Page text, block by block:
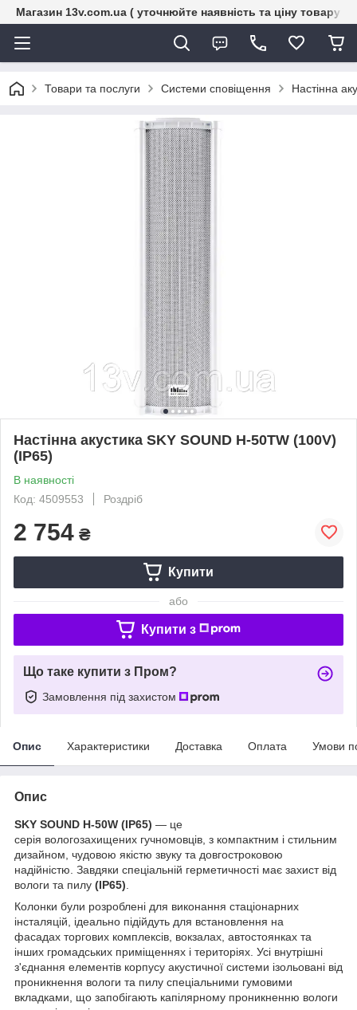
Магазин 13v.com.ua ( уточнюйте наявність та ціну товару
Товари та послуги Системи сповіщення Настінна
Настінна акустика SKY SOUND H-50TW (100V)
(IP65)
В наявності
Код: 4509553
Роздріб
2 754 ₴
Купити
або
Купити з
Що таке купити з Пром?
Замовлення під захистом
Опис Характеристики Доставка Оплата Умови
Опис
SKY SOUND H-50W (IP65) — це
серія вологозахищених гучномовців, з компактним і стильним
дизайном, чудовою якістю звуку та довгостроковою
надійністю. Завдяки спеціальній герметичності має захист від
вологи та пилу (IP65)
Колонки були розроблені для виконання стаціонарних
інсталяцій, ідеально підійдуть для встановлення на
фасадах торгових комплексів, вокзалах, автостоянках та
інших громадських приміщеннях і територіях. Усі внутрішні
з'єднання елементів корпусу акустичної системи ізольовані від
проникнення вологи та пилу спеціальними гумовими
вкладками, що запобігають капілярному проникненню вологи